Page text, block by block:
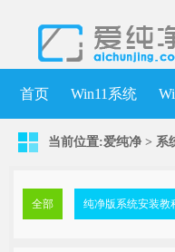
首页 Win11系统
当前位置:爱纯净 > 系
全部 纯净版系统安装教